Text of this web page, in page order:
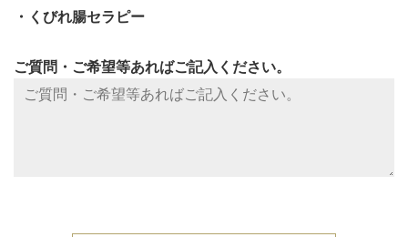
・くびれ腸セラピー
ご質問・ご希望等あればご記入ください。